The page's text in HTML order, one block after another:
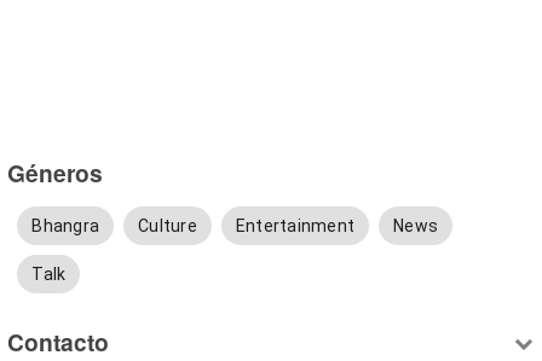
Géneros
Bhangra Culture Entertainment News
Talk
Contacto